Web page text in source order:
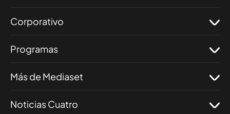
Corporativo
Programas
Más de Mediaset
Noticias Cuatro